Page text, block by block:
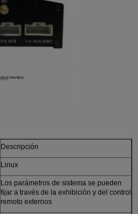
Descripción
Linux
Los parámetros de sistema se pueden
fijar a través de la exhibición y del control
remoto externos